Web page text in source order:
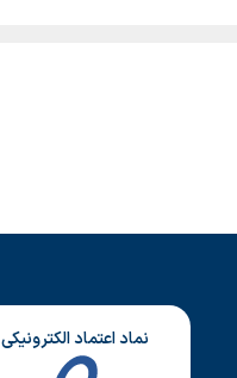
نماد اعتماد الکترونیکی